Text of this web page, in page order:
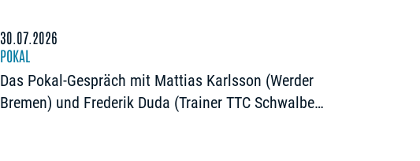
30.07.2026
POKAL
Das Pokal-Gespräch mit Mattias Karlsson (Werder
Bremen) und Frederik Duda (Trainer TTC Schwalbe